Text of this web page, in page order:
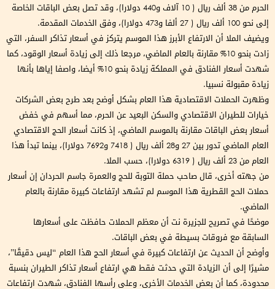
الحرم من 38 ألف ريال ( 10 آلاف و440 دولارا)، وقد تصل بعض الباقات الخاصة
إلى نحو 100 ألف ريال ( 27 ألفا و473 دولارا)، وفق الخدمات المقدمة.
ويضيف الملا أن الارتفاع الأبرز هذا الموسم يتركز في أسعار تذاكر السفر، التي
زادت بنحو 10% مقارنة بالعام الماضي، مرجعا ذلك إلى زيادة أسعار الوقود، كما
شهدت أسعار الفنادق في المملكة زيادة بنحو 10% أيضا، واصفا إياها بأنها
زيادة مقبولة نسبيا.
وظهرت الحملات الاقتصادية هذا العام بشكل أوضح بعد طرح بعض الشركات
خيارات للطيران الاقتصادي والسكن البعيد عن الحرم، مما أسهم في خفض
أسعار بعض الباقات مقارنة بالموسم الماضي، إذ كانت أسعار الحج الاقتصادي
العام الماضي تدور بين 27 و28 ألف ريال ( 7418 و7692 دولارا)، بينما تبدأ هذا
العام من 23 ألف ريال ( 6319 دولارا)، حسب الملا.
من جهته أخرى، قال صاحب حملة التوبة للحج والعمرة جاسم الحردان إن أسعار
حملات الحج القطرية هذا الموسم لم تشهد ارتفاعات كبيرة مقارنة بالعام
الماضي.
موضحًا في تصريح للجزيرة نت أن معظم الحملات حافظت على أسعارها
السابقة مع فروقات بسيطة في بعض الباقات.
وأوضح أن الحديث عن ارتفاعات كبيرة في أسعار الحج هذا العام “ليس دقيقًا”،
مشيرًا إلى أن الزيادة التي حدثت فقط هي ارتفاع أسعار تذاكر الطيران بنسبة
محدودة، كما أن بعض الخدمات الأخرى، وعلى رأسها الفنادق، شهدت ارتفاعات